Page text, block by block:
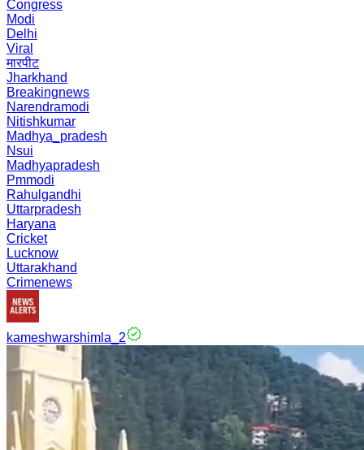
Congress
Modi
Delhi
Viral
मारपीट
Jharkhand
Breakingnews
Narendramodi
Nitishkumar
Madhya_pradesh
Nsui
Madhyapradesh
Pmmodi
Rahulgandhi
Uttarpradesh
Haryana
Cricket
Lucknow
Uttarakhand
Crimenews
kameshwarshimla_2